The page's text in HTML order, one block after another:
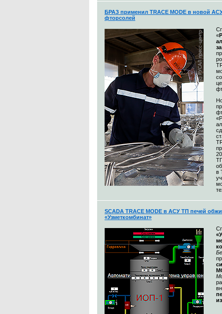
БРАЗ применил TRACE MODE в новой
фторсолей
«
в
SCADA TRACE MODE в АСУ ТП печей
«Узметкомбинат»